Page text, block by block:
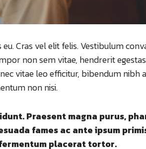
Cras vel elit felis. Vestibulum
non sem vitae, hendrerit
vitae leo efficitur, bibendum nibh
non nisi.
Praesent magna purus,
fames ac ante ipsum
placerat tortor.